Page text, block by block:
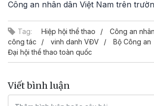
Công an nhân dân Việt Nam trên
Tag: Hiệp hội thể thao Công an
công tác
vinh danh VĐV Bộ Công an
Đại hội thể thao toàn quốc
Viết bình luận